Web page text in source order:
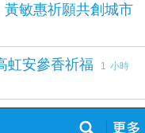
敏惠祈願共創城市
安參香祈福
1 小時